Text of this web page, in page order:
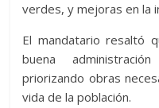
verdes, y mejoras en la
El mandatario resaltó
buena
priorizando obras
vida de la población.